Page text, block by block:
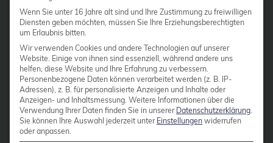
Buildah
bullseye
busan
buster
cadence
Call for papers
Apache Kafka®-
Infrastruktur
Einführung: Nach längerer Zeit
veröffentlichen wir endlich wieder
eine Blogserie zu unserer Monitoring-
Plattform bei Instaclustr. Beim letzten
Mal stellten wir eine technische
Lösung zur Unterstützung einer
Wenn Sie unter 16 Jahre alt sind und Ihre Zustimmung zu freiwilligen
Diensten geben möchten, müssen Sie Ihre Erziehungsberechtigten
um Erlaubnis bitten.
Wir verwenden Cookies und andere Technologien auf unserer
Website. Einige von ihnen sind essenziell, während andere uns
helfen, diese Website und Ihre Erfahrung zu verbessern.
Personenbezogene Daten können verarbeitet werden (z. B. IP-
Adressen), z. B. für personalisierte Anzeigen und Inhalte oder
Anzeigen- und Inhaltsmessung. Weitere Informationen über die
Verwendung Ihrer Daten finden Sie in unserer Datenschutzerklärung.
Sie können Ihre Auswahl jederzeit unter Einstellungen widerrufen
oder anpassen.